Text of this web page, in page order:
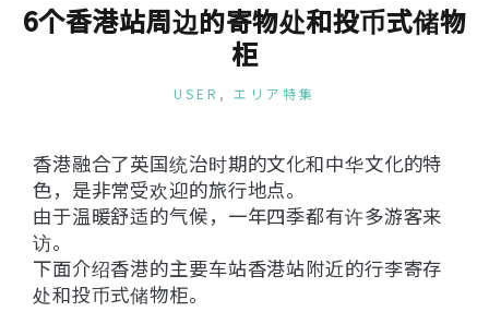
6个香港站周边的寄物处和投币式储物
柜
USER , エリア特集
香港融合了英国统治时期的文化和中华文化的特
色，是非常受欢迎的旅行地点。
由于温暖舒适的气候，一年四季都有许多游客来
访。
下面介绍香港的主要车站香港站附近的行李寄存
处和投币式储物柜。